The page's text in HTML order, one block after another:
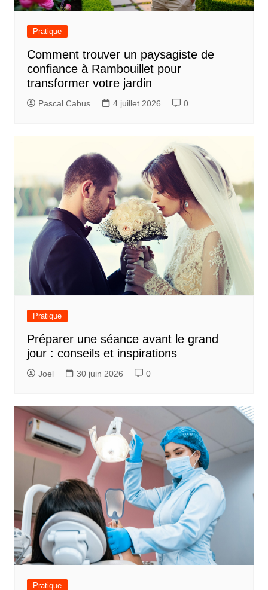
Pratique
Comment trouver un paysagiste de
confiance à Rambouillet pour
transformer votre jardin
Pascal Cabus 4 juillet 2026 0
Pratique
Préparer une séance avant le grand
jour : conseils et inspirations
Joel 30 juin 2026 0
Pratique